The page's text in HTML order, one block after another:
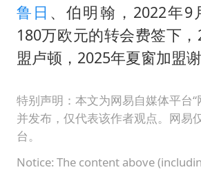
鲁日 、伯明翰，2022年9
180万欧元的转会费签下，
盟卢顿，2025年夏窗加盟谢
特别声明：本文为网易自媒体平台“
并发布，仅代表该作者观点。网易
台。
Notice: The content above